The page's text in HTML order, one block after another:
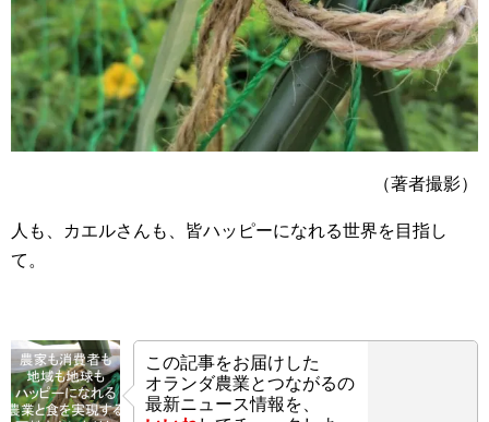
（著者撮影）
人も、カエルさんも、皆ハッピーになれる世界を目指し
て。
この記事をお届けした
オランダ農業とつながるの
最新ニュース情報を、